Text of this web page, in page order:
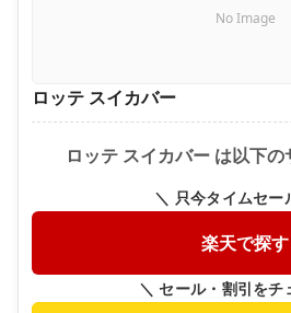
No Image
ロッテ スイカバー
ロッテ スイカバー は以下
＼ 只今タイムセー
楽天で探す
＼ セール・割引をチ